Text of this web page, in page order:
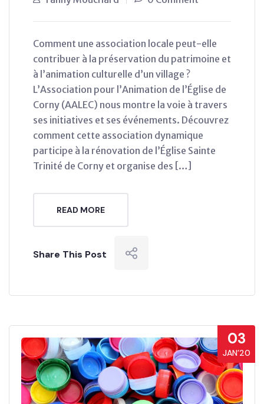
Comment une association locale peut-elle
contribuer à la préservation du patrimoine et
à l’animation culturelle d’un village ?
L’Association pour l’Animation de l’Église de
Corny (AALEC) nous montre la voie à travers
ses initiatives et ses événements. Découvrez
comment cette association dynamique
participe à la rénovation de l’Église Sainte
Trinité de Corny et organise des […]
READ MORE
Share This Post
03
JAN’20